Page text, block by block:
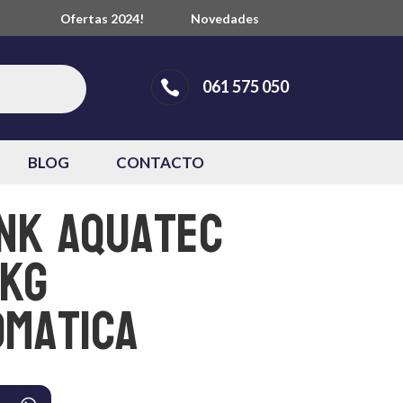
Ofertas 2024! Novedades
 061 575 050
BLOG CONTACTO
Aquatec